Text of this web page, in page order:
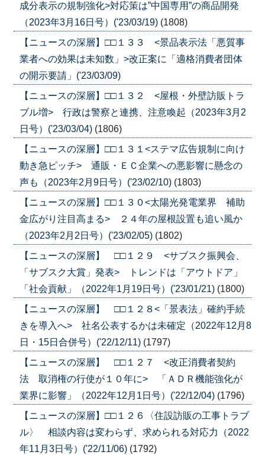
成分表示の規制強化>対応策は”中国専用”の商品開発
（2023年3月16日号）('23/03/19) (1808)
【ニュースの深層】□□１３３ <景品表示法「悪質事
業者への効果は未知数」>改正案に「適格消費者団体
の開示要請」('23/03/09)
【ニュースの深層】□□１３２ <屋根・外壁訪販トラ
ブル増> 行政は警察と連携、注意喚起（2023年3月2
日号）('23/03/04) (1806)
【ニュースの深層】□□１３１<ステマ広告規制に向け
動き急ピッチ> 通販・ＥＣ企業への悪影響に懸念の
声も（2023年2月9日号）('23/02/10) (1803)
【ニュースの深層】□□１３０<太陽光発電業界 補助
金広がり注目高まる> ２４年の屋根設置も追い風か
（2023年2月2日号）('23/02/05) (1802)
【ニュースの深層】 □□１２９ <サブスク振興会、
「サブスク大賞」発表> トレンドは「アウトドア」
「社会貢献」（2022年1月19日号）('23/01/21) (1800)
【ニュースの深層】 □□１２８<「景表法」確約手続
きを導入へ> 社名公表するかは未確定（2022年12月8
日・15日合併号）('22/12/11) (1797)
【ニュースの深層】 □□１２７ <改正消費者契約
法 取消権の行使が１０年に> 「ＡＤＲ機能強化が
業界に影響」（2022年12月1日号）('22/12/04) (1796)
【ニュースの深層】□□１２６〈住設訪販の工事トラブ
ル〉 相談内容は変わらず、求められる対応力（2022
年11月3日号）('22/11/06) (1792)